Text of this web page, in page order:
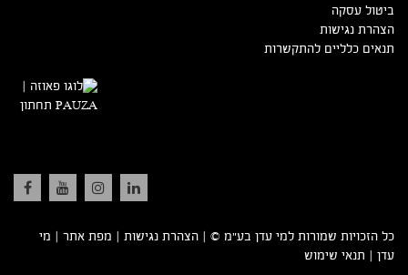
ביטול עסקה
הצהרת נגישות
תנאים כלליים להתקשרות
כל הזכויות שמורות למי עדן בע”מ © הצהרת נגישות מפת אתר
מי
עדן
תנאי שימוש